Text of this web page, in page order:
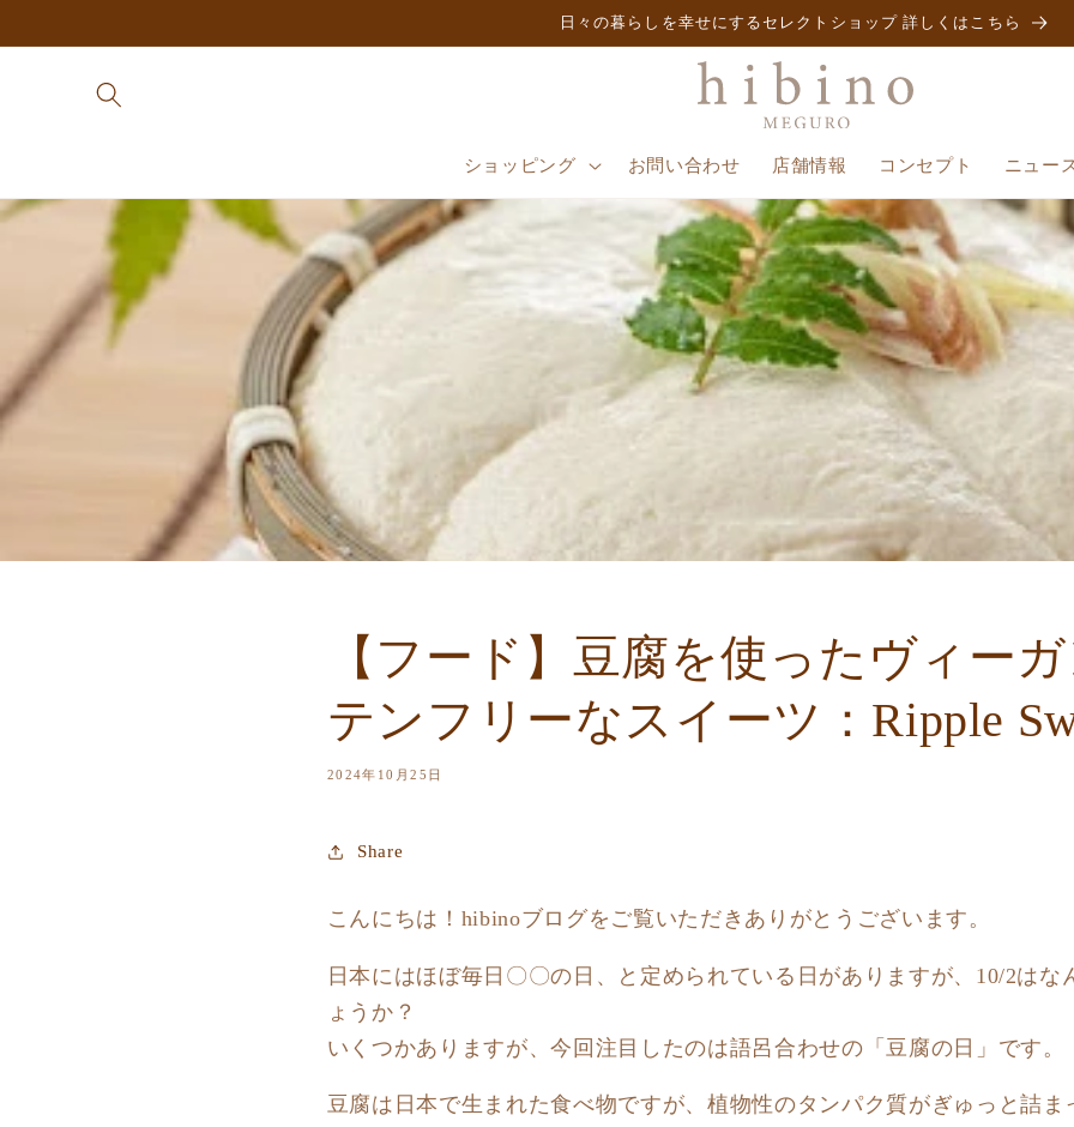
進む
日々の暮らしを幸せにするセレクトショップ 詳しくはこちら
ショッピング お問い合わせ 店舗情報 コンセプト ニュー
【フード】豆腐を使ったヴィー
テンフリーなスイーツ：Ripple
2024年10月25日
Share
こんにちは！hibinoブログをご覧いただきありがとうございます。
日本にはほぼ毎日〇〇の日、と定められている日がありますが、10/2はな
ょうか？
いくつかありますが、今回注目したのは語呂合わせの「豆腐の日」です。
豆腐は日本で生まれた食べ物ですが、植物性のタンパク質がぎゅっと詰ま